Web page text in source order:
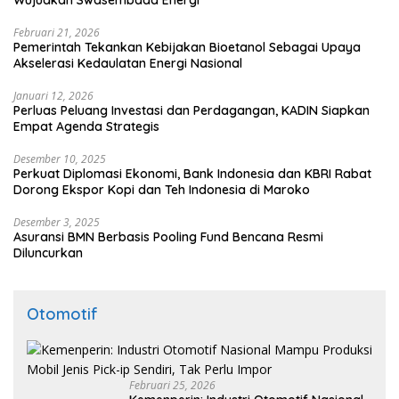
Februari 21, 2026
Pemerintah Tekankan Kebijakan Bioetanol Sebagai Upaya
Akselerasi Kedaulatan Energi Nasional
Januari 12, 2026
Perluas Peluang Investasi dan Perdagangan, KADIN Siapkan
Empat Agenda Strategis
Desember 10, 2025
Perkuat Diplomasi Ekonomi, Bank Indonesia dan KBRI Rabat
Dorong Ekspor Kopi dan Teh Indonesia di Maroko
Desember 3, 2025
Asuransi BMN Berbasis Pooling Fund Bencana Resmi
Diluncurkan
Otomotif
Februari 25, 2026